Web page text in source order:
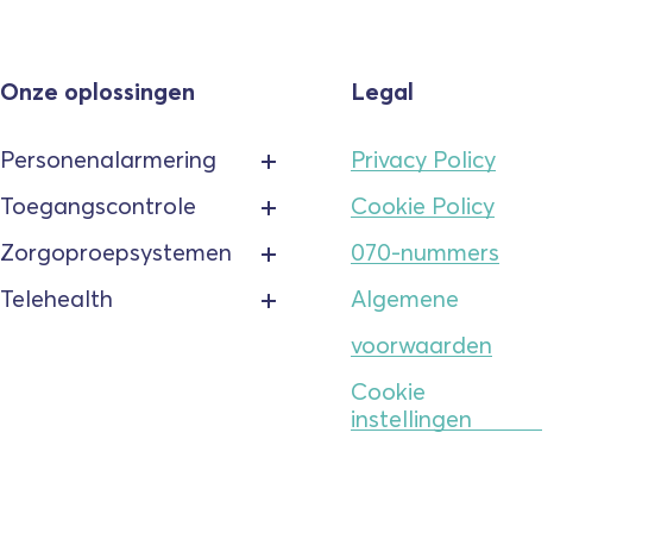
Onze oplossingen
Personenalarmering
Toegangscontrole
Zorgoproepsystemen
Telehealth
Legal
Privacy Policy
Cookie Policy
070-nummers
Algemene
voorwaarden
Cookie
instellingen